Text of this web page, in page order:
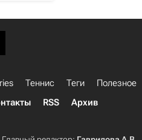
Теннис Теги
Полезное
RSS Архив